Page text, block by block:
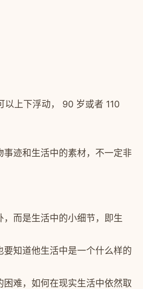
上下浮动， 90 岁或者 110
迹和生活中的素材，不一定非
而是生活中的小细节，即生
知道他生活中是一个什么样的
困难，如何在现实生活中依然取